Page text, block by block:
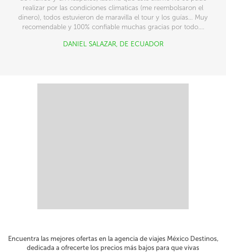
realizar por las condiciones climaticas (me reembolsaron el
dinero), todos estuvieron de maravilla el tour y los guías... Muy
recomendable y 100% confiable muchas gracias por todo....
DANIEL SALAZAR, DE ECUADOR
Encuentra las mejores ofertas en la agencia de viajes México Destinos,
dedicada a ofrecerte los precios más bajos para que vivas